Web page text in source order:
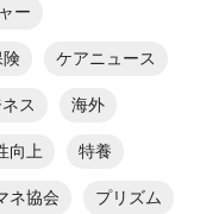
ー
険 ケアニュース
ス 海外
向上 特養
ネ協会 プリズム